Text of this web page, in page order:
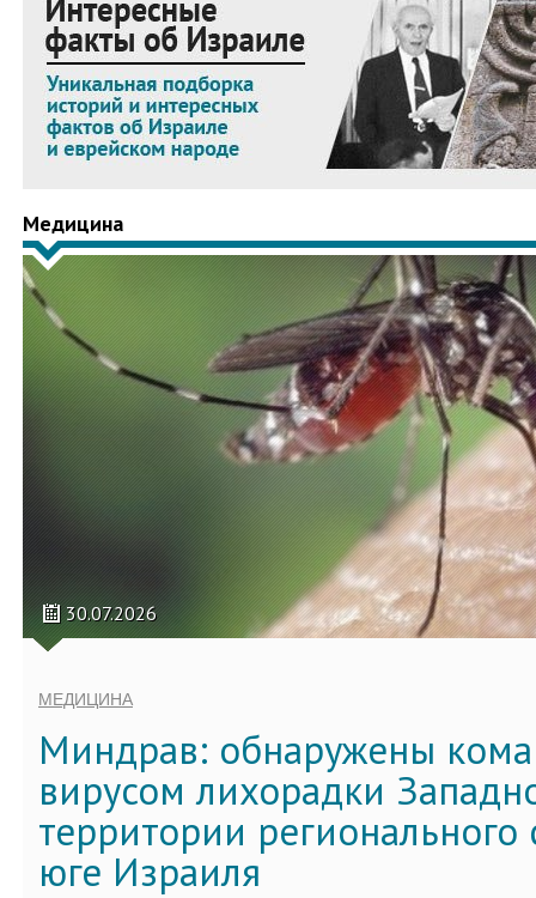
Медицина
30.07.2026
МЕДИЦИНА
Миндрав: обнаружены
вирусом лихорадки
территории регионального
юге Израиля